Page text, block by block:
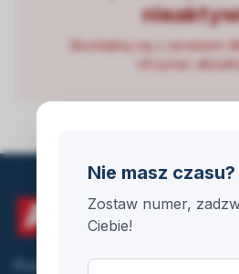
Skontaktuj się z serwisem
otrzymać
Producent myjni bezdotykowych od
Nie masz czasu?
Zostaw numer,
Ciebie!